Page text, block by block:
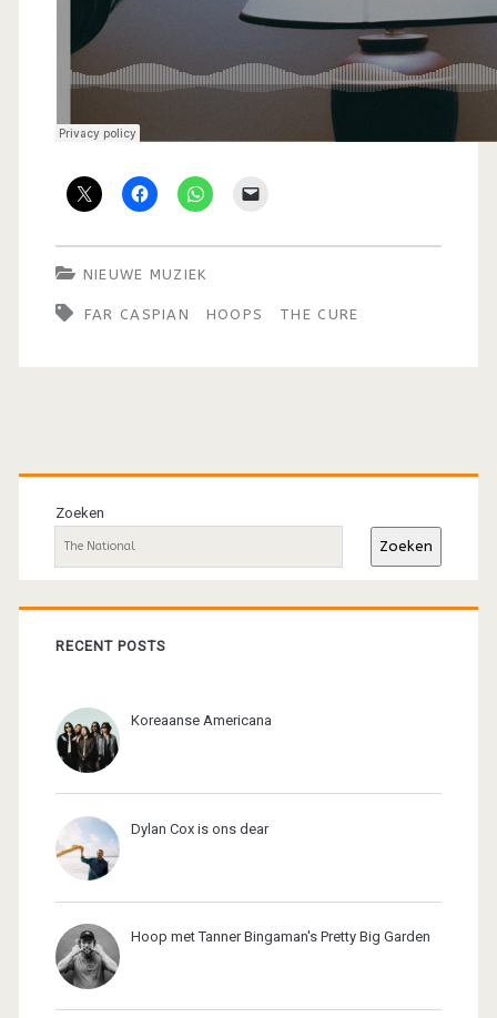
NIEUWE MUZIEK
FAR CASPIAN HOOPS THE CURE
Primaire
sidebar
Zoeken
Zoeken
RECENT POSTS
Koreaanse Americana
Dylan Cox is ons dear
Hoop met Tanner Bingaman's Pretty Big Garden